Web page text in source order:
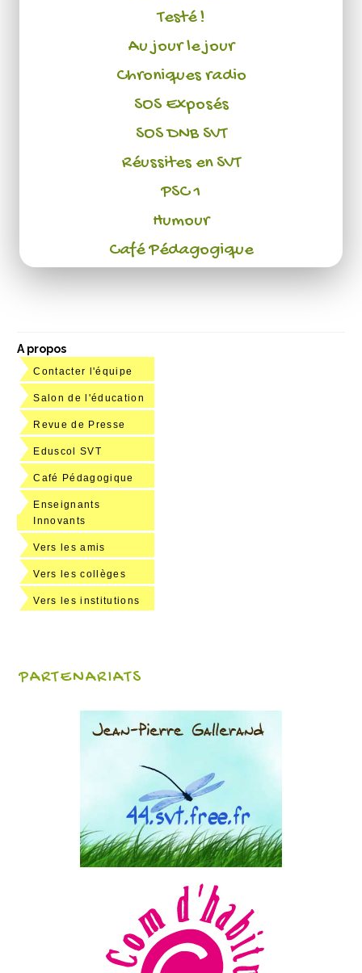
Testé !
Au jour le jour
Chroniques radio
SOS Exposés
SOS DNB SVT
Réussites en SVT
PSC 1
Humour
Café Pédagogique
A propos
Contacter l'équipe
Salon de l'éducation
Revue de Presse
Eduscol SVT
Café Pédagogique
Enseignants
Innovants
Vers les amis
Vers les collèges
Vers les institutions
PARTENARIATS